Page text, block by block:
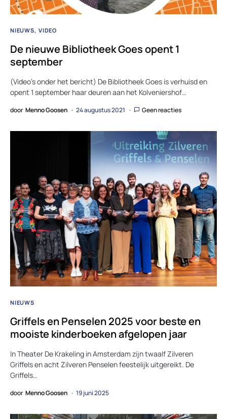
NIEUWS VIDEO
De nieuwe Bibliotheek Goes opent 1
september
(Video’s onder het bericht) De Bibliotheek Goes is verhuisd en
opent 1 september haar deuren aan het Kolveniershof…
door Menno Goosen 24 augustus 2021 Geen reacties
NIEUWS
Griffels en Penselen 2025 voor beste en
mooiste kinderboeken afgelopen jaar
In Theater De Krakeling in Amsterdam zijn twaalf Zilveren
Griffels en acht Zilveren Penselen feestelijk uitgereikt. De
Griffels…
door Menno Goosen 19 juni 2025